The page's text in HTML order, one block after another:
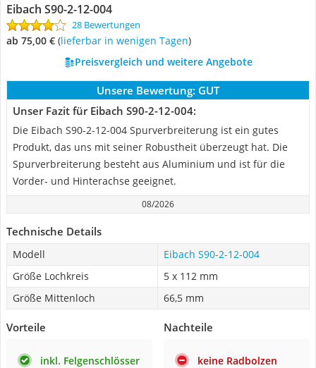
Eibach S90-2-12-004
28 Bewertungen
ab 75,00 € ( Lieferbar in wenigen Tagen)
Preisvergleich und weitere Angebote
Unsere Bewertung: GUT
Unser Fazit für Eibach S90-2-12-004:
Die Eibach S90-2-12-004 Spurverbreiterung ist ein gutes
Produkt, das uns mit seiner Robustheit überzeugt hat. Die
Spurverbreiterung besteht aus Aluminium und ist für die
Vorder- und Hinterachse geeignet.
08/2026
Technische Details
Modell
Eibach S90-2-12-004
Größe Lochkreis
5 x 112 mm
Größe Mittenloch
66,5 mm
Vorteile
inkl. Felgenschlösser
Nachteile
keine Radbolzen